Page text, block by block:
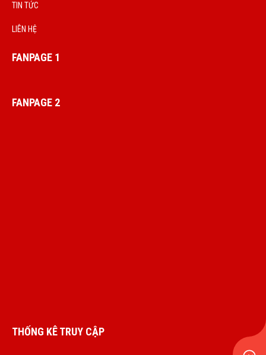
TIN TỨC
LIÊN HỆ
FANPAGE 1
FANPAGE 2
THỐNG KÊ TRUY CẬP